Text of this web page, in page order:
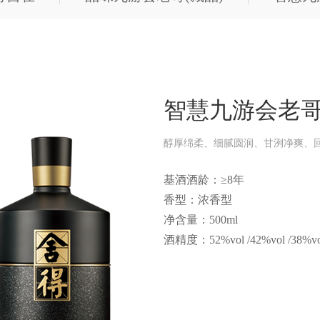
智慧九游会老
醇厚绵柔、细腻圆润、甘洌净爽、
基酒酒龄：≥8年
香型：浓香型
净含量：500ml
酒精度：52%vol /42%vol /